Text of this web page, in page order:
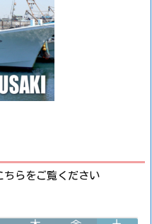
ちらをご覧ください